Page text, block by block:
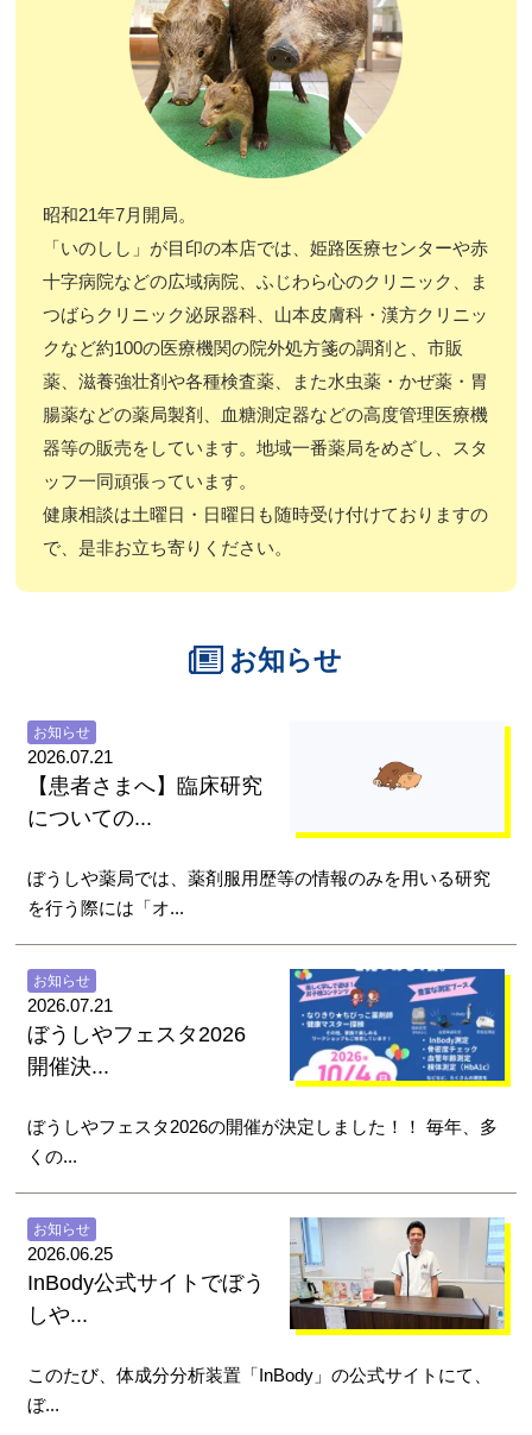
昭和21年7月開局。
「いのしし」が目印の本店では、姫路医療センターや赤
十字病院などの広域病院、ふじわら心のクリニック、ま
つばらクリニック泌尿器科、山本皮膚科・漢方クリニッ
クなど約100の医療機関の院外処方箋の調剤と、市販
薬、滋養強壮剤や各種検査薬、また水虫薬・かぜ薬・胃
腸薬などの薬局製剤、血糖測定器などの高度管理医療機
器等の販売をしています。地域一番薬局をめざし、スタ
ッフ一同頑張っています。
健康相談は土曜日・日曜日も随時受け付けておりますの
で、是非お立ち寄りください。
お知らせ
2026.07.21
お知らせ
【患者さまへ】臨床研究
についての...
ぼうしや薬局では、薬剤服用歴等の情報のみを用いる研究
を行う際には「オ...
2026.07.21
お知らせ
ぼうしやフェスタ2026
開催決...
ぼうしやフェスタ2026の開催が決定しました！！ 毎年、多
くの...
2026.06.25
お知らせ
InBody公式サイトでぼう
しや...
このたび、体成分分析装置「InBody」の公式サイトにて、
ぼ...